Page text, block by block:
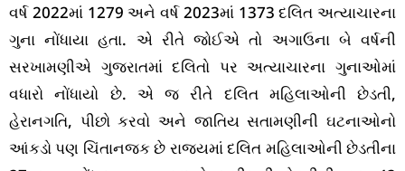
વર્ષ 2022માં 1279 અને વર્ષ 2023માં 1373 દલિત અત્યાચારના
ગુના નોંધાયા હતા. એ રીતે જોઈએ તો અગાઉના બે વર્ષની
સરખામણીએ ગુજરાતમાં દલિતો પર અત્યાચારના ગુનાઓમાં
વધારો નોંધાયો છે. એ જ રીતે દલિત મહિલાઓની છેડતી,
હેરાનગતિ, પીછો કરવો અને જાતિય સતામણીની ઘટનાઓનો
આંકડો પણ ચિંતાનજક છે રાજ્યમાં દલિત મહિલાઓની છેડતીના